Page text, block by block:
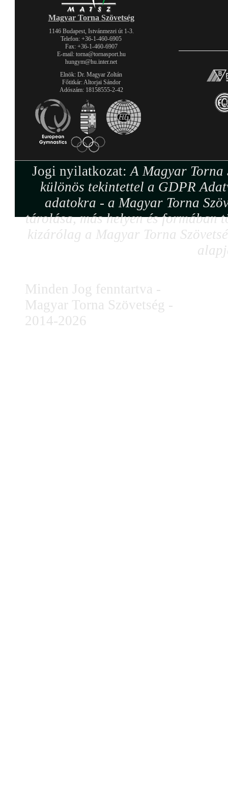
Magyar Torna Szövetség
1146 Budapest, Istvánmezei út 1-3.
Telefon: +36-1-460-6905
Fax: +36-1-460-6907
E-mail: torna@tornasport.hu
hungym@hu.inter.net
Elnök: Dr. Magyar Zoltán
Főtitkár: Altorjai Sándor
Adószám: 18158555-2-42
Jogi nyilatkozat:A Magyar Torna
különös tekintettel a GDPR
adatokra - a Magyar Torna
tárolása, más helyen és formában
kizárólag a Magyar Torna
Minden Jog fenntartva -
Magyar Torna Szövetség -
2014-2026